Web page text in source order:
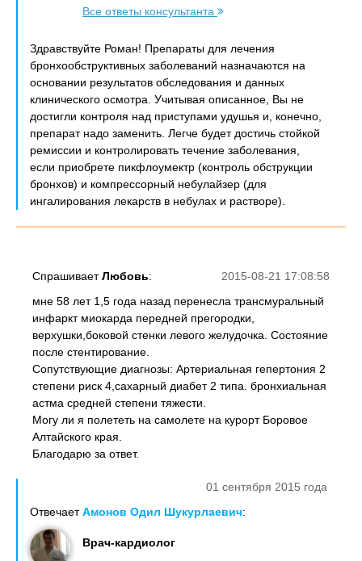
Все ответы консультанта
Здравствуйте Роман! Препараты для лечения
бронхообструктивных заболеваний назначаются на
основании результатов обследования и данных
клинического осмотра. Учитывая описанное, Вы не
достигли контроля над приступами удушья и, конечно,
препарат надо заменить. Легче будет достичь стойкой
ремиссии и контролировать течение заболевания,
если приобрете пикфлоумектр (контроль обструкции
бронхов) и компрессорный небулайзер (для
ингалирования лекарств в небулах и растворе).
2015-08-21 17:08:58
СпрашиваетЛюбовь:
мне 58 лет 1,5 года назад перенесла трансмуральный
инфаркт миокарда передней прегородки,
верхушки,боковой стенки левого желудочка. Состояние
после стентирование.
Сопутствующие диагнозы: Артериальная гепертония 2
степени риск 4,сахарный диабет 2 типа. бронхиальная
астма средней степени тяжести.
Могу ли я полететь на самолете на курорт Боровое
Алтайского края.
Благодарю за ответ.
01 сентября 2015 года
ОтвечаетАмонов Одил Шукурлаевич:
Врач-кардиолог